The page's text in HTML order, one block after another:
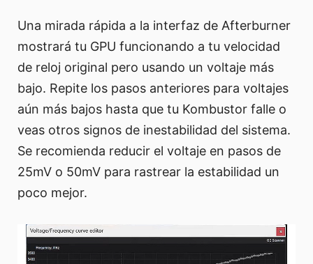
Una mirada rápida a la interfaz de Afterburner
mostrará tu GPU funcionando a tu velocidad
de reloj original pero usando un voltaje más
bajo. Repite los pasos anteriores para voltajes
aún más bajos hasta que tu Kombustor falle o
veas otros signos de inestabilidad del sistema.
Se recomienda reducir el voltaje en pasos de
25mV o 50mV para rastrear la estabilidad un
poco mejor.